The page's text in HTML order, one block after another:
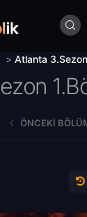
> Atlanta
ÖNCEKI